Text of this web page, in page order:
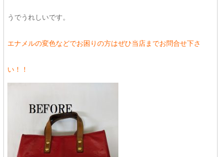
うでうれしいです。
エナメルの変色などでお困りの方はぜひ当店までお問合せ下さ
い！！